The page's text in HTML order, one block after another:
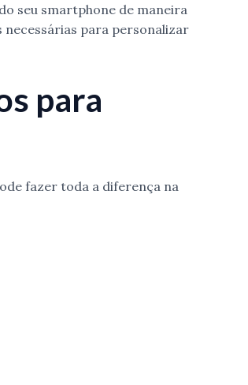
seu smartphone de maneira
para personalizar
para
fazer toda a diferença na